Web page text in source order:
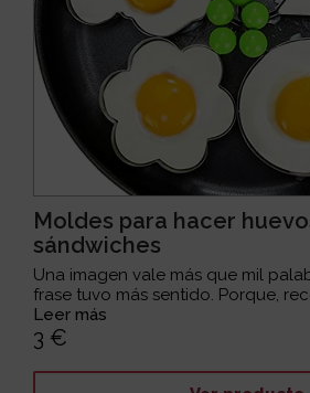
Moldes para hacer
sándwiches
Una imagen vale más que mil
frase tuvo más sentido. Porque,
Leer más
3 €